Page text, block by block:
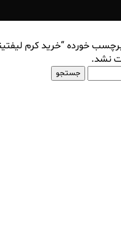
خورده “خرید کرم
نشد.
جستجو